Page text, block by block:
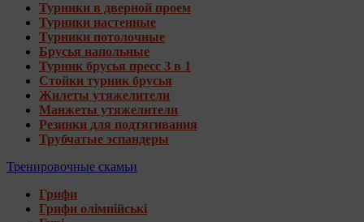
Турники в дверной проем
Турники настенные
Турники потолочные
Брусья напольные
Турник брусья пресс 3 в 1
Стойки турник брусья
Жилеты утяжелители
Манжеты утяжелители
Резинки для подтягивания
Трубчатые эспандеры
Тренировочные скамьи
Грифи
Грифи олімпійські